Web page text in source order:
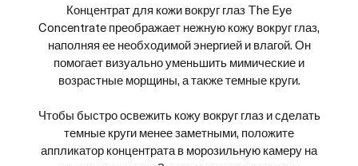
Концентрат для кожи вокруг глаз The Eye
Concentrate преображает нежную кожу вокруг глаз,
наполняя ее необходимой энергией и влагой. Он
помогает визуально уменьшить мимические и
возрастные морщины, а также темные круги.
Чтобы быстро освежить кожу вокруг глаз и сделать
темные круги менее заметными, положите
аппликатор концентрата в морозильную камеру на